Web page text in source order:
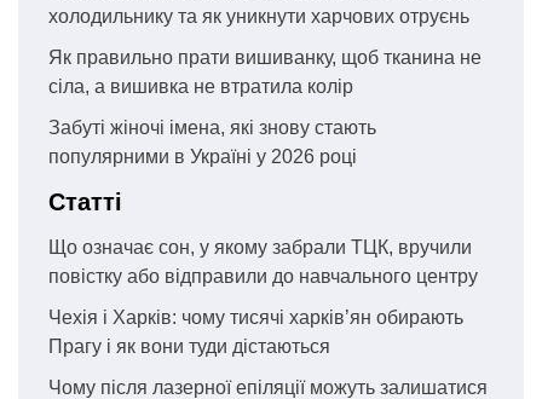
холодильнику та як уникнути харчових отруєнь
Як правильно прати вишиванку, щоб тканина не
сіла, а вишивка не втратила колір
Забуті жіночі імена, які знову стають
популярними в Україні у 2026 році
Статті
Що означає сон, у якому забрали ТЦК, вручили
повістку або відправили до навчального центру
Чехія і Харків: чому тисячі харків’ян обирають
Прагу і як вони туди дістаються
Чому після лазерної епіляції можуть залишатися